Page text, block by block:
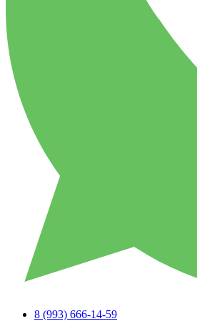
8 (993) 666-14-59